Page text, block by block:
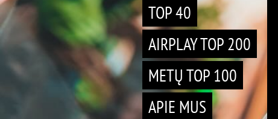
TOP 40
AIRPLAY TOP 200
METŲ TOP 100
APIE MUS